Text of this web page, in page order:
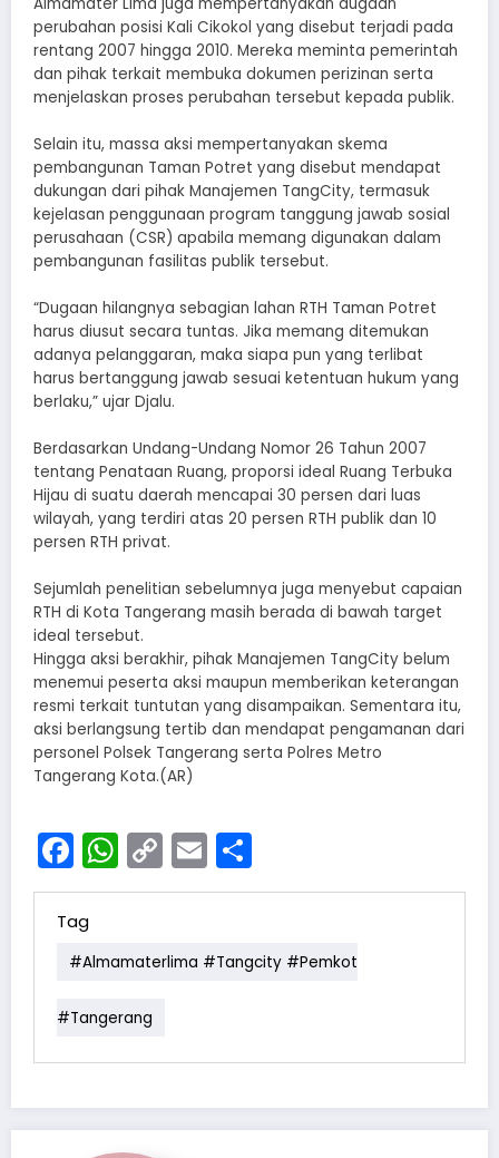
perubahan posisi Kali Cikokol yang disebut terjadi pada
rentang 2007 hingga 2010. Mereka meminta pemerintah
dan pihak terkait membuka dokumen perizinan serta
menjelaskan proses perubahan tersebut kepada publik.
Selain itu, massa aksi mempertanyakan skema
pembangunan Taman Potret yang disebut mendapat
dukungan dari pihak Manajemen TangCity, termasuk
kejelasan penggunaan program tanggung jawab sosial
perusahaan (CSR) apabila memang digunakan dalam
pembangunan fasilitas publik tersebut.
“Dugaan hilangnya sebagian lahan RTH Taman Potret
harus diusut secara tuntas. Jika memang ditemukan
adanya pelanggaran, maka siapa pun yang terlibat
harus bertanggung jawab sesuai ketentuan hukum yang
berlaku,” ujar Djalu.
Berdasarkan Undang-Undang Nomor 26 Tahun 2007
tentang Penataan Ruang, proporsi ideal Ruang Terbuka
Hijau di suatu daerah mencapai 30 persen dari luas
wilayah, yang terdiri atas 20 persen RTH publik dan 10
persen RTH privat.
Sejumlah penelitian sebelumnya juga menyebut capaian
RTH di Kota Tangerang masih berada di bawah target
ideal tersebut.
Hingga aksi berakhir, pihak Manajemen TangCity belum
menemui peserta aksi maupun memberikan keterangan
resmi terkait tuntutan yang disampaikan. Sementara itu,
aksi berlangsung tertib dan mendapat pengamanan dari
personel Polsek Tangerang serta Polres Metro
Tangerang Kota.(AR)
Facebook
WhatsApp
Copy
Link
Email
Tag
#almamaterlima #tangcity #pemkot
#tangerang